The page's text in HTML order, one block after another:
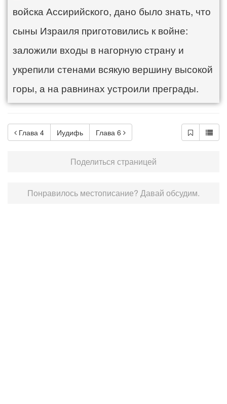
войска Ассирийского, дано было знать, что
сыны Израиля приготовились к войне:
заложили входы в нагорную страну и
укрепили стенами всякую вершину высокой
горы, а на равнинах устроили преграды.
Глава 4 Иудифь Глава 6
Поделиться страницей
Понравилось местописание? Давай обсудим.